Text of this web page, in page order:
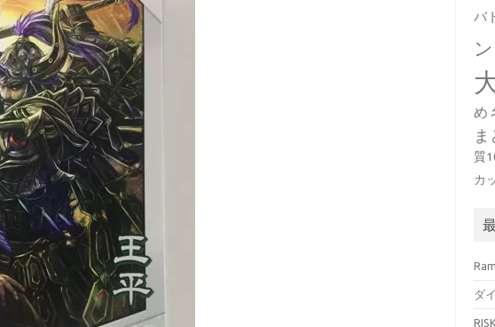
バ
め
ま
質
カ
ダ